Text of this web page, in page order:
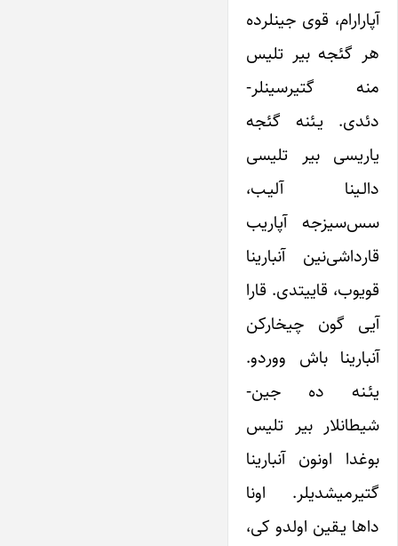
آپارارام، قوی جینلرده
هر گئجه بیر تلیس
منه گتیرسینلر-
دئدی. یـئنه گئجه
‌یاریسی بیر تلیسی
دالـینا آلیـب،
سس‌سیزجه آپاریب
قارداشی‌نین آنبارینا
قویوب، قاییتدی. قارا
آیی گون چیخارکن
آنبارینا باش ووردو.
یئـنه ‌ده جین‌-
شیطانلار بیر تلیس
بوغدا اونون آنبارینا
گتیرمیشدیلر. اونا
داها یـقین اولدو کی،